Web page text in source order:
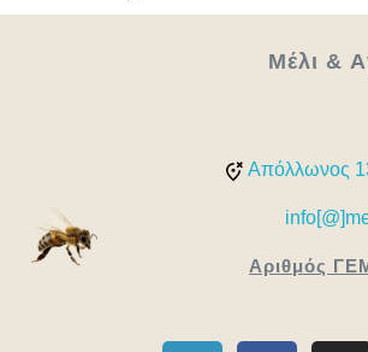
Μέλι &
Απόλλωνος
Αριθμός